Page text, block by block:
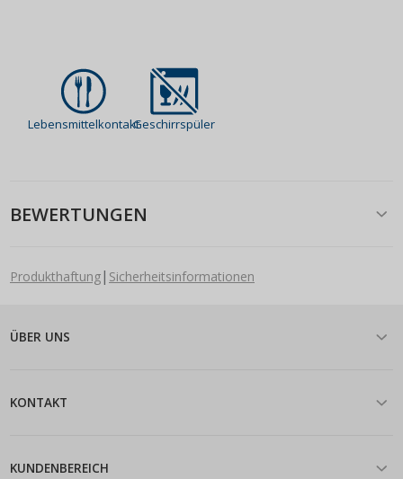
LebensmittelkontaktGeschirrspüler
BEWERTUNGEN
Produkthaftung| Sicherheitsinformationen
ÜBER UNS
KONTAKT
KUNDENBEREICH